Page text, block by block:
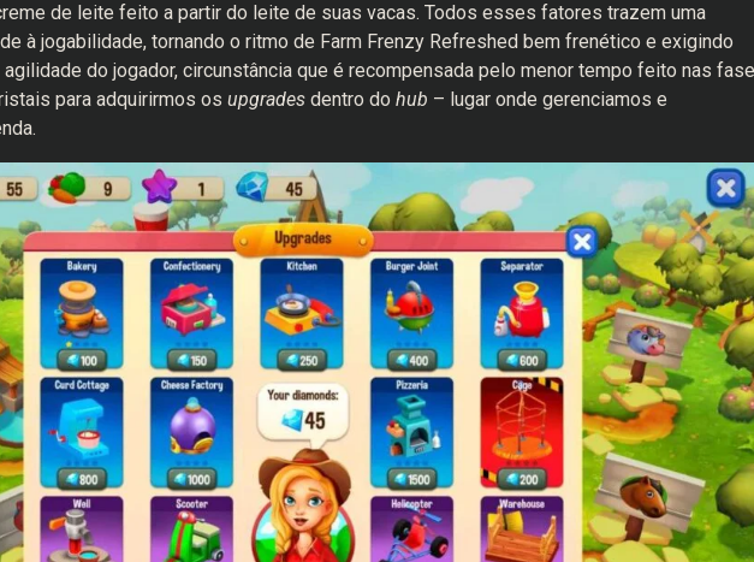
de leite feito a partir do leite de suas vacas. Todos esses fatores trazem uma
à jogabilidade, tornando o ritmo de Farm Frenzy Refreshed bem frenético e exigindo
do jogador, circunstância que é recompensada pelo menor tempo feito nas
para adquirirmos os upgradesdentro do hub – lugar onde gerenciamos e